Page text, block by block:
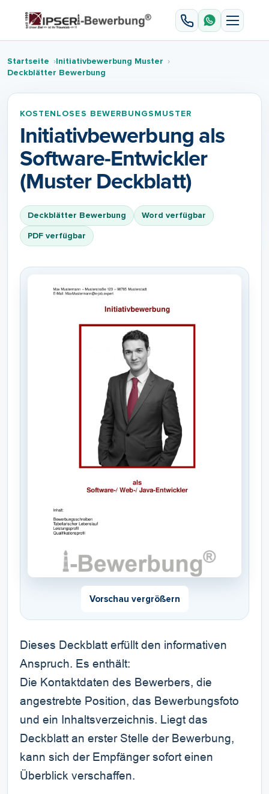
Startseite
Initiativbewerbung Muster
Deckblätter Bewerbung
KOSTENLOSES BEWERBUNGSMUSTER
Initiativbewerbung als
Software-Entwickler
(Muster Deckblatt)
Deckblätter Bewerbung
Word verfügbar
PDF verfügbar
Vorschau vergrößern
Dieses Deckblatt erfüllt den informativen
Anspruch. Es enthält:
Die Kontaktdaten des Bewerbers, die
angestrebte Position, das Bewerbungsfoto
und ein Inhaltsverzeichnis. Liegt das
Deckblatt an erster Stelle der Bewerbung,
kann sich der Empfänger sofort einen
Überblick verschaffen.